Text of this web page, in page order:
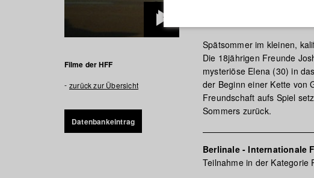
Play
Video
Filme der HFF
zurück zur Übersicht
Datenbankeintrag
Spätsommer im kleinen,
Die 18jährigen Freunde
mysteriöse Elena (30) in
der Beginn einer Kette von
Freundschaft aufs Spiel
Sommers zurück.
Berlinale - Internationale
Teilnahme in der Kategorie